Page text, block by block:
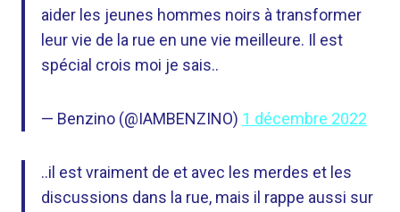
aider les jeunes hommes noirs à transformer
leur vie de la rue en une vie meilleure. Il est
spécial crois moi je sais..
— Benzino (@IAMBENZINO) 1 décembre 2022
..il est vraiment de et avec les merdes et les
discussions dans la rue, mais il rappe aussi sur